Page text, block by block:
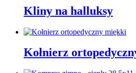
Kliny na halluksy
Kołnierz